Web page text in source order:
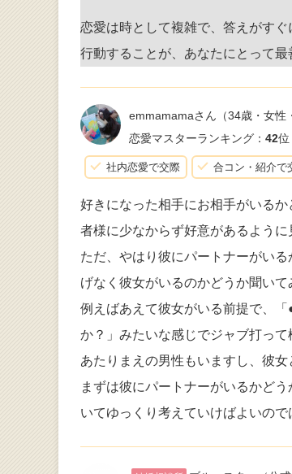
恋愛は時として複雑で、答えがす
行動することが、あなたにとって最
emmamamaさん （34歳・女性
恋愛マスターランキング： 42位
社内恋愛で交際 合コン・紹介で
好きになった相手にお相手がいる
者様に少なからず好意があるように
ただ、やはり彼にパートナーがい
げなく彼女がいるのかどうか聞いて
例えばあえて彼女がいる前提で、
か？」みたいな感じでジャブ打っ
あたりまえの男性もいますし、彼
まずは彼にパートナーがいるかど
いてゆっくり考えていけばよいので